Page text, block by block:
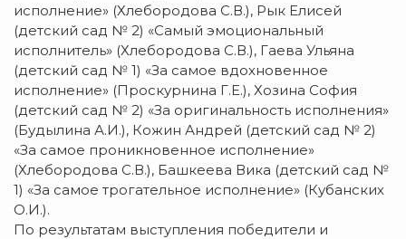
исполнение» (Хлебородова С.В.), Рык Елисей
(детский сад № 2) «Самый эмоциональный
исполнитель» (Хлебородова С.В.), Гаева Ульяна
(детский сад № 1) «За самое вдохновенное
исполнение» (Проскурнина Г.Е.), Хозина София
(детский сад № 2) «За оригинальность исполнения»
(Будылина А.И.), Кожин Андрей (детский сад № 2)
«За самое проникновенное исполнение»
(Хлебородова С.В.), Башкеева Вика (детский сад №
1) «За самое трогательное исполнение» (Кубанских
О.И.).
По результатам выступления победители и